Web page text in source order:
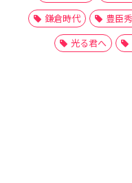
鎌倉時代
豊臣
光る君へ